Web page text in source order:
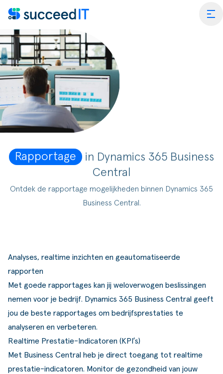
Central
Platform
Academy
Apps
Scanning
Factuurverwerking
Voorraad management &
Blogs & Nieuws
Klantcases
Business Central Trainingen
klanten
team
bij SucceedIT
partners
doelen
Rapportage
in Dynamics 365 Business
Central
Ontdek de rapportage mogelijkheden binnen Dynamics 365
Business Central.
Analyses, realtime inzichten en geautomatiseerde
rapporten
Met goede rapportages kan jij weloverwogen beslissingen
nemen voor je bedrijf. Dynamics 365 Business Central geeft
jou de beste rapportages om bedrijfsprestaties te
analyseren en verbeteren.
Realtime Prestatie-Indicatoren (KPI’s)
Met Business Central heb je direct toegang tot realtime
prestatie-indicatoren. Monitor de gezondheid van jouw